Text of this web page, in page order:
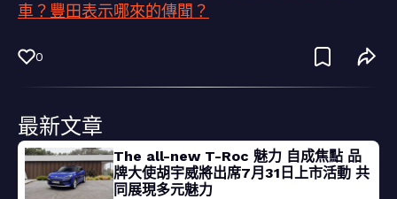
車？豐田表示哪來的傳聞？
0
最新文章
The all-new T-Roc 魅力 自成焦點 品
牌大使胡宇威將出席7月31日上市活動 共
同展現多元魅力